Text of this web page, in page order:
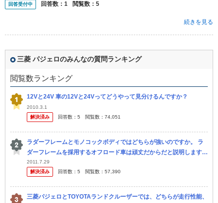
回答受付中 回答数： 1 閲覧数： 5
続きを見る
三菱 パジェロのみんなの質問ランキング
閲覧数ランキング
12Vと24V 車の12Vと24Vってどうやって見分けるんですか？
2010.3.1
解決済み
回答数： 5 閲覧数： 74,051
ラダーフレームとモノコックボディではどちらが強いのですか。 ラ
ダーフレームを採用するオフロード車は頑丈だからだと説明します。
モノコックボディを採用するスポーツカーは剛性が高いからだと説明
します。 頑
2011.7.29
解決済み
回答数： 5 閲覧数： 57,390
三菱パジェロとTOYOTAランドクルーザーでは、どちらが走行性能、